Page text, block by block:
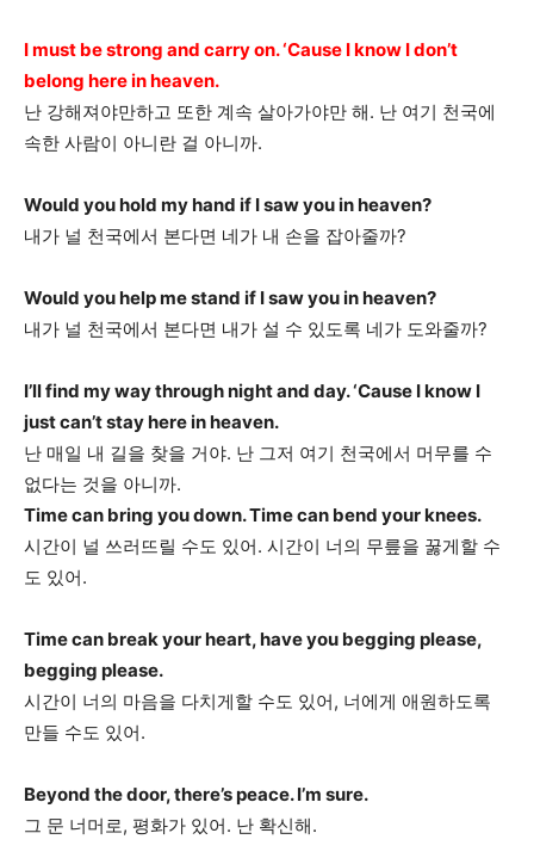
I must be strong and carry on. ‘Cause I know I don’t
belong here in heaven.
난 강해져야만하고 또한 계속 살아가야만 해. 난 여기 천국에
속한 사람이 아니란 걸 아니까.
Would you hold my hand if I saw you in heaven?
내가 널 천국에서 본다면 네가 내 손을 잡아줄까?
Would you help me stand if I saw you in heaven?
내가 널 천국에서 본다면 내가 설 수 있도록 네가 도와줄까?
I’ll find my way through night and day. ‘Cause I know I
just can’t stay here in heaven.
난 매일 내 길을 찾을 거야. 난 그저 여기 천국에서 머무를 수
없다는 것을 아니까.
Time can bring you down. Time can bend your knees.
시간이 널 쓰러뜨릴 수도 있어. 시간이 너의 무릎을 꿇게할 수
도 있어.
Time can break your heart, have you begging please,
begging please.
시간이 너의 마음을 다치게할 수도 있어, 너에게 애원하도록
만들 수도 있어.
Beyond the door, there’s peace. I’m sure.
그 문 너머로, 평화가 있어. 난 확신해.